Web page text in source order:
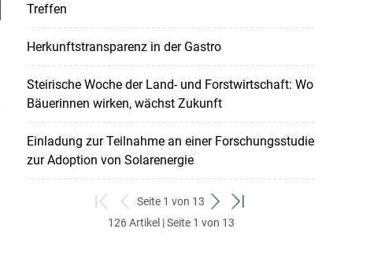
Treffen
Herkunftstransparenz in der Gastro
Steirische Woche der Land- und Forstwirtschaft: Wo
Bäuerinnen wirken, wächst Zukunft
Einladung zur Teilnahme an einer Forschungsstudie
zur Adoption von Solarenergie
zum
ersten
zurück
zum
Seite 1 von 13
weiter
zum
zum
126 Artikel | Seite 1 von 13